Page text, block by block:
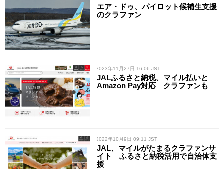
エア・ドゥ、パイロット候補生支援
のクラファン
/ 2023年11月27日 16:06 JST
JALふるさと納税、マイル払いと
Amazon Pay対応 クラファンも
/ 2022年10月9日 09:11 JST
JAL、マイルがたまるクラファンサ
イト ふるさと納税活用で自治体支
援